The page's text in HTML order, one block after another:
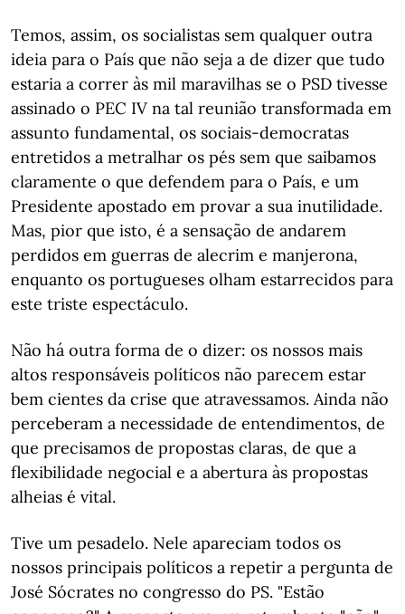
Temos, assim, os socialistas sem qualquer outra
ideia para o País que não seja a de dizer que tudo
estaria a correr às mil maravilhas se o PSD tivesse
assinado o PEC IV na tal reunião transformada em
assunto fundamental, os sociais-democratas
entretidos a metralhar os pés sem que saibamos
claramente o que defendem para o País, e um
Presidente apostado em provar a sua inutilidade.
Mas, pior que isto, é a sensação de andarem
perdidos em guerras de alecrim e manjerona,
enquanto os portugueses olham estarrecidos para
este triste espectáculo.
Não há outra forma de o dizer: os nossos mais
altos responsáveis políticos não parecem estar
bem cientes da crise que atravessamos. Ainda não
perceberam a necessidade de entendimentos, de
que precisamos de propostas claras, de que a
flexibilidade negocial e a abertura às propostas
alheias é vital.
Tive um pesadelo. Nele apareciam todos os
nossos principais políticos a repetir a pergunta de
José Sócrates no congresso do PS. "Estão